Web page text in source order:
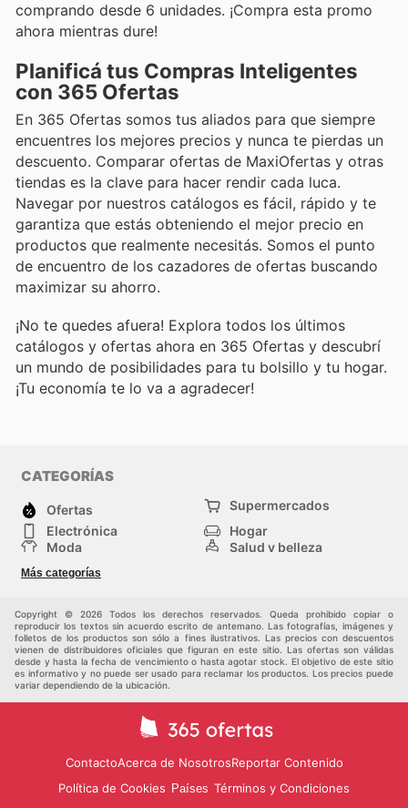
comprando desde 6 unidades. ¡Compra esta promo
ahora mientras dure!
Planificá tus Compras Inteligentes
con 365 Ofertas
En 365 Ofertas somos tus aliados para que siempre
encuentres los mejores precios y nunca te pierdas un
descuento. Comparar ofertas de MaxiOfertas y otras
tiendas es la clave para hacer rendir cada luca.
Navegar por nuestros catálogos es fácil, rápido y te
garantiza que estás obteniendo el mejor precio en
productos que realmente necesitás. Somos el punto
de encuentro de los cazadores de ofertas buscando
maximizar su ahorro.
¡No te quedes afuera! Explora todos los últimos
catálogos y ofertas ahora en 365 Ofertas y descubrí
un mundo de posibilidades para tu bolsillo y tu hogar.
¡Tu economía te lo va a agradecer!
CATEGORÍAS
Ofertas
Supermercados
Electrónica
Hogar
Moda
Salud y belleza
Deportes
Más categorías
Copyright © 2026 Todos los derechos reservados. Queda prohibido copiar o
reproducir los textos sin acuerdo escrito de antemano. Las fotografías, imágenes y
folletos de los productos son sólo a fines ilustrativos. Las precios con descuentos
vienen de distribuidores oficiales que figuran en este sitio. Las ofertas son válidas
desde y hasta la fecha de vencimiento o hasta agotar stock. El objetivo de este sitio
es informativo y no puede ser usado para reclamar los productos. Los precios puede
variar dependiendo de la ubicación.
ContactoAcerca de NosotrosReportar Contenido
Política de Cookies Países Términos y Condiciones